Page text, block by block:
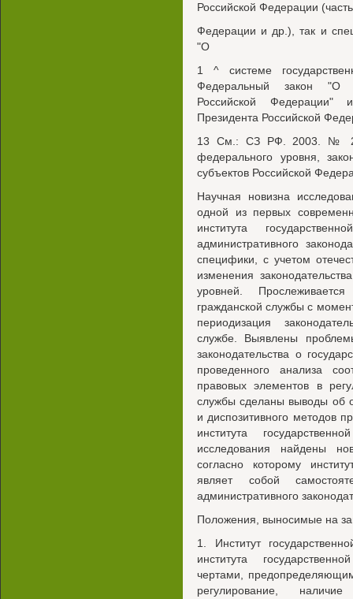
Российской Федерации
Федерации и др.), так и
"О
1 ^ системе
Федеральный закон "О
Российской
Президента Российской
13 См.: СЗ РФ. 2003. №
федерального уровня,
субъектов Российской
Научная новизна
одной из первых
института
административного
специфики, с учетом
изменения
уровней. Прослеживается
гражданской службы с
периодизация
службе. Выявлены
законодательства о
проведенного анализа
правовых элементов в
службы сделаны выводы об
и диспозитивного методов
института
исследования найдены
согласно которому
являет собой
административного
Положения, выносимые на
1. Институт
института
чертами,
регулирование,